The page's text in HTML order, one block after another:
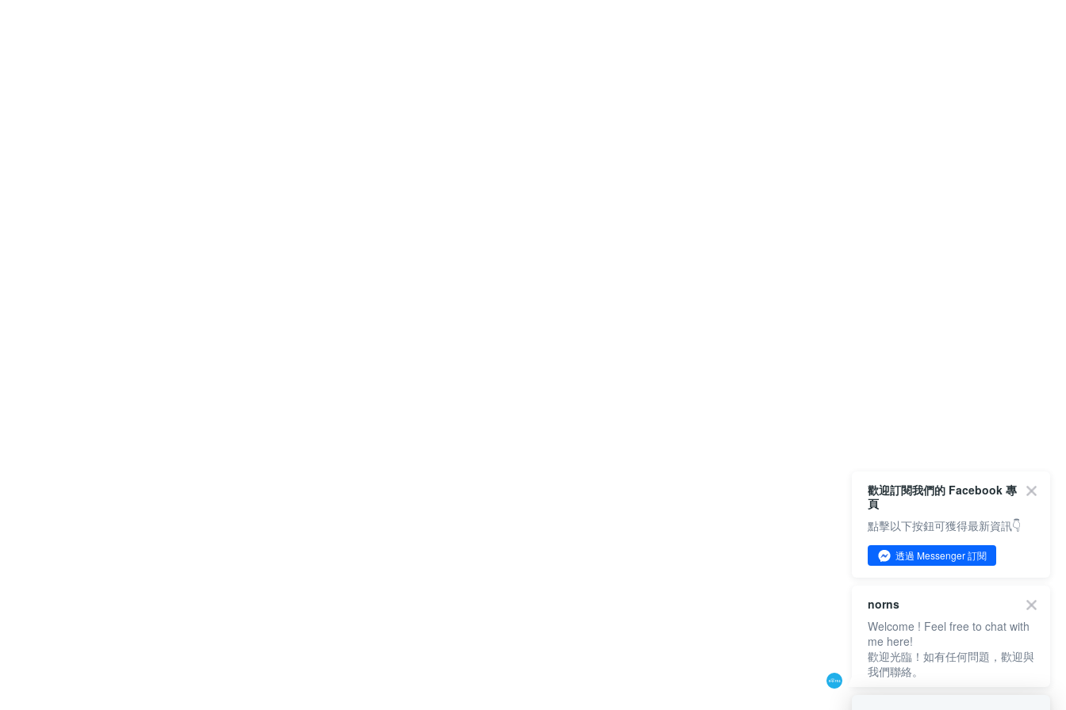
歡迎訂閱我們的 Facebook 專
頁
點擊以下按鈕可獲得最新資訊👇
透過 Messenger 訂閱
norns
Welcome ! Feel free to chat with
me here!
歡迎光臨！如有任何問題，歡迎與
我們聯絡。